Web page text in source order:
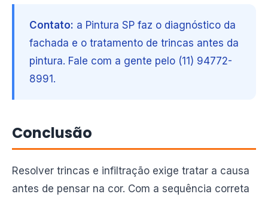
Contato: a Pintura SP faz o diagnóstico da
fachada e o tratamento de trincas antes da
pintura. Fale com a gente pelo (11) 94772-
8991.
Conclusão
Resolver trincas e infiltração exige tratar a causa
antes de pensar na cor. Com a sequência correta